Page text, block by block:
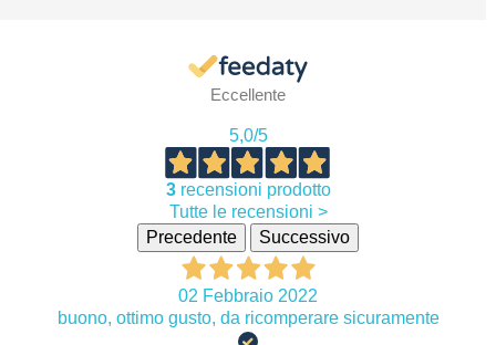
Eccellente
5,0/5
3recensioni prodotto
Tutte le recensioni >
Precedente
Successivo
02 Febbraio 2022
buono, ottimo gusto, da ricomperare sicuramente